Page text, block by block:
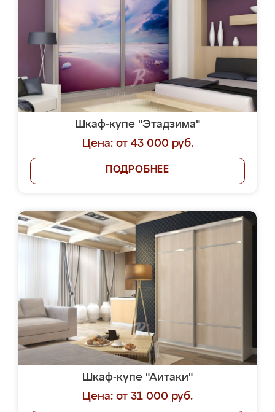
Шкаф-купе "Этадзима"
Цена: от 43 000 руб.
ПОДРОБНЕЕ
Шкаф-купе "Аитаки"
Цена: от 31 000 руб.